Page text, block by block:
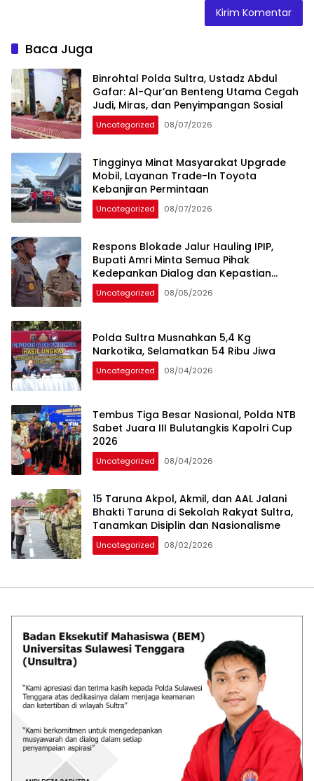
Baca Juga
Binrohtal Polda Sultra, Ustadz Abdul
Gafar: Al-Qur’an Benteng Utama Cegah
Judi, Miras, dan Penyimpangan Sosial
Uncategorized 08/07/2026
Tingginya Minat Masyarakat Upgrade
Mobil, Layanan Trade-In Toyota
Kebanjiran Permintaan
Uncategorized 08/07/2026
Respons Blokade Jalur Hauling IPIP,
Bupati Amri Minta Semua Pihak
Kedepankan Dialog dan Kepastian
Hukum
Uncategorized 08/05/2026
Polda Sultra Musnahkan 5,4 Kg
Narkotika, Selamatkan 54 Ribu Jiwa
Uncategorized 08/04/2026
Tembus Tiga Besar Nasional, Polda NTB
Sabet Juara III Bulutangkis Kapolri Cup
2026
Uncategorized 08/04/2026
15 Taruna Akpol, Akmil, dan AAL Jalani
Bhakti Taruna di Sekolah Rakyat Sultra,
Tanamkan Disiplin dan Nasionalisme
Uncategorized 08/02/2026